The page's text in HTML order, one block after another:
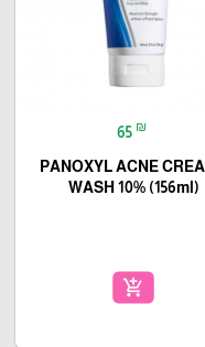
65 ₪
PANOXYL ACNE
WASH 10% (156ml)
add_shopping_cart